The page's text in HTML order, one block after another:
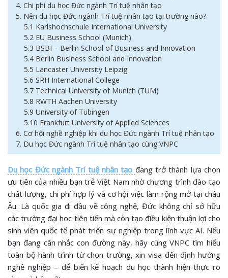
4. Chi phí du học Đức ngành Trí tuệ nhân tạo
5. Nên du học Đức ngành Trí tuệ nhân tạo tại trường nào?
5.1 Karlshochschule International University
5.2 EU Business School (Munich)
5.3 BSBI – Berlin School of Business and Innovation
5.4 Berlin Business School and Innovation
5.5 Lancaster University Leipzig
5.6 SRH International College
5.7 Technical University of Munich (TUM)
5.8 RWTH Aachen University
5.9 University of Tübingen
5.10 Frankfurt University of Applied Sciences
6. Cơ hội nghề nghiệp khi du học Đức ngành Trí tuệ nhân tạo
7. Du học Đức ngành Trí tuệ nhân tạo cùng VNPC
Du học Đức ngành Trí tuệ nhân tạo đang trở thành lựa chọn
ưu tiên của nhiều bạn trẻ Việt Nam nhờ chương trình đào tạo
chất lượng, chi phí hợp lý và cơ hội việc làm rộng mở tại châu
Âu. Là quốc gia đi đầu về công nghệ, Đức không chỉ sở hữu
các trường đại học tiên tiến mà còn tạo điều kiện thuận lợi cho
sinh viên quốc tế phát triển sự nghiệp trong lĩnh vực AI. Nếu
bạn đang cân nhắc con đường này, hãy cùng VNPC tìm hiểu
toàn bộ hành trình từ chọn trường, xin visa đến định hướng
nghề nghiệp – để biến kế hoạch du học thành hiện thực rõ